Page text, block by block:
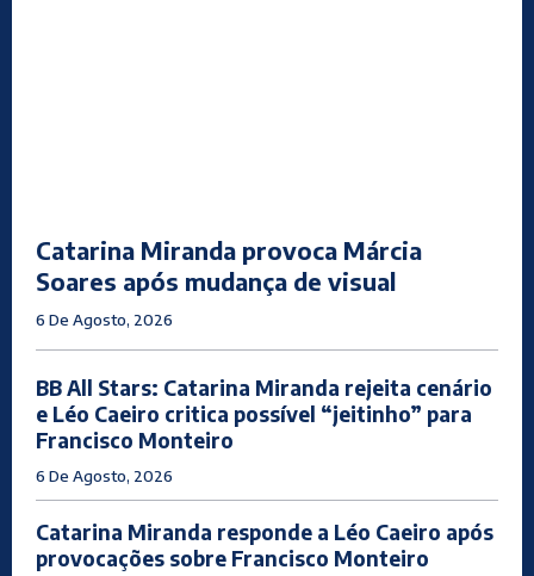
Catarina Miranda provoca Márcia
Soares após mudança de visual
6 De Agosto, 2026
BB All Stars: Catarina Miranda rejeita cenário
e Léo Caeiro critica possível “jeitinho” para
Francisco Monteiro
6 De Agosto, 2026
Catarina Miranda responde a Léo Caeiro após
provocações sobre Francisco Monteiro